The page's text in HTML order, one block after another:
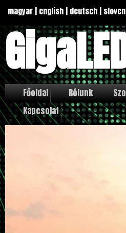
magyar | english | deutsch |
Főoldal Rólunk
Kapcsolat